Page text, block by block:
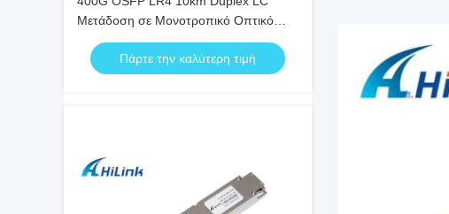
Μετάδοση σε Μονοτροπικό Οπτικό
Καλώδιο (SMF) OSFP Module
Πάρτε την καλύτερη τιμή